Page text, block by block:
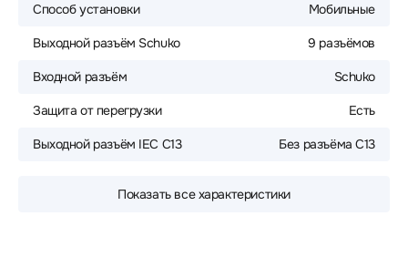
Способ установки Мобильные
Выходной разъём Schuko 9 разъёмов
Входной разъём Schuko
Защита от перегрузки Есть
Выходной разъём IEC C13 Без разъёма C13
Показать все характеристики